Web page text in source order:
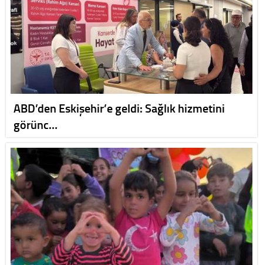
ABD’den Eskişehir’e geldi: Sağlık hizmetini
görünc…